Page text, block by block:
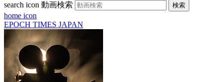
search icon 動画検索
home icon
EPOCH TIMES JAPAN